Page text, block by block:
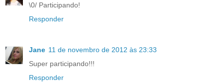
\0/ Participando!
Responder
Jane 11 de novembro de 2012 às 23:33
Super participando!!!
Responder